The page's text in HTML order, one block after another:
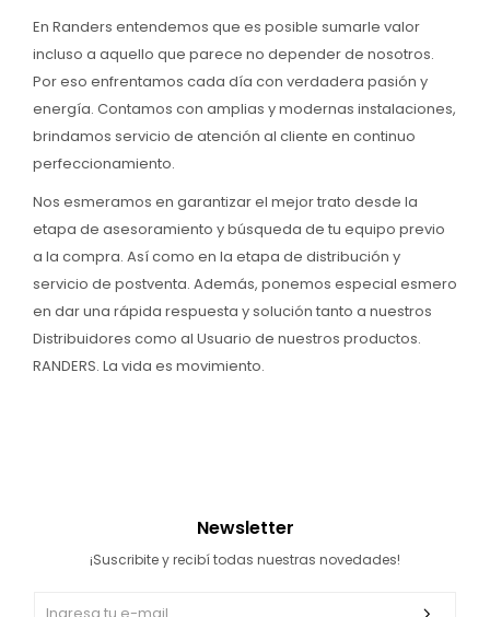
En Randers entendemos que es posible sumarle valor
incluso a aquello que parece no depender de nosotros.
Por eso enfrentamos cada día con verdadera pasión y
energía. Contamos con amplias y modernas instalaciones,
brindamos servicio de atención al cliente en continuo
perfeccionamiento.
Nos esmeramos en garantizar el mejor trato desde la
etapa de asesoramiento y búsqueda de tu equipo previo
a la compra. Así como en la etapa de distribución y
servicio de postventa. Además, ponemos especial esmero
en dar una rápida respuesta y solución tanto a nuestros
Distribuidores como al Usuario de nuestros productos.
RANDERS. La vida es movimiento.
Newsletter
¡Suscribite y recibí todas nuestras novedades!
Bicicletas tradicionales
Bancos de pecho
Máquinas de remo
Multigimnasios
Bicicletas horizonales
Bicicletas spinning